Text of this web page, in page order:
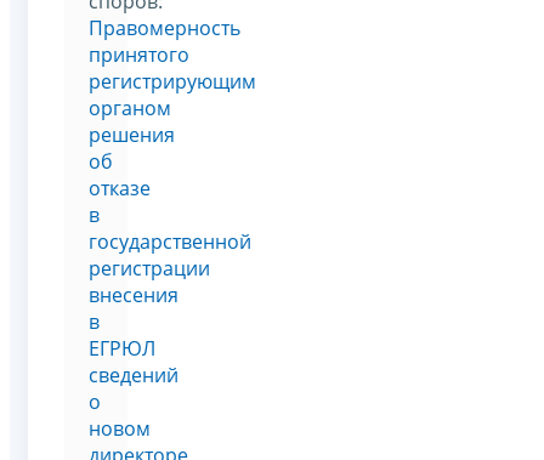
Правомерность
принятого
регистрирующим
органом
решения
об
отказе
в
государственной
регистрации
внесения
в
ЕГРЮЛ
сведений
о
новом
директоре